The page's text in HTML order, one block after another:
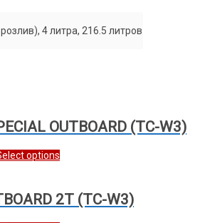
4 литра, 216.5 литров
OUTBOARD (ТС-W3)
options
2T (ТС-W3)